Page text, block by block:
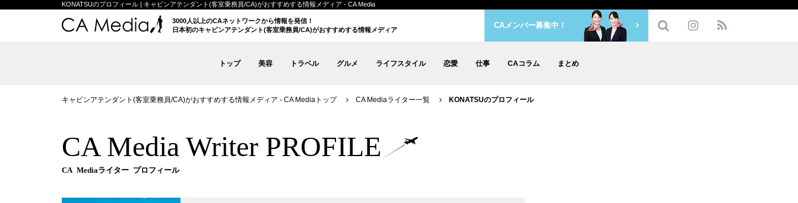
KONATSUのプロフィール | キャビンアテンダント(客室乗務員/CA)がおすすめする情報メディア - CA Media
3000人以上のCAネットワークから情報を発信！
日本初のキャビンアテンダント(客室乗務員/CA)がおすすめする情報メディア
トップ 美容 トラベル グルメ ライフスタイル 恋愛 仕事 CAコラム まとめ
CAメンバー募集中！
キャビンアテンダント(客室乗務員/CA)がおすすめする情報メディア - CA Mediaトップ CA Mediaライター一覧 KONATSUのプロフィール
CA Media Writer PROFILE
CA Mediaライター プロフィール